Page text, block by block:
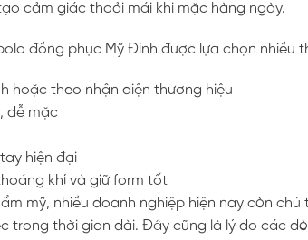
cảm giác thoải mái khi mặc hàng ngày.
đồng phục Mỹ Đình được lựa chọn nhiều
hoặc theo nhận diện thương hiệu
dễ mặc
hiện đại
khí và giữ form tốt
mỹ, nhiều doanh nghiệp hiện nay còn
trong thời gian dài. Đây cũng là lý do các